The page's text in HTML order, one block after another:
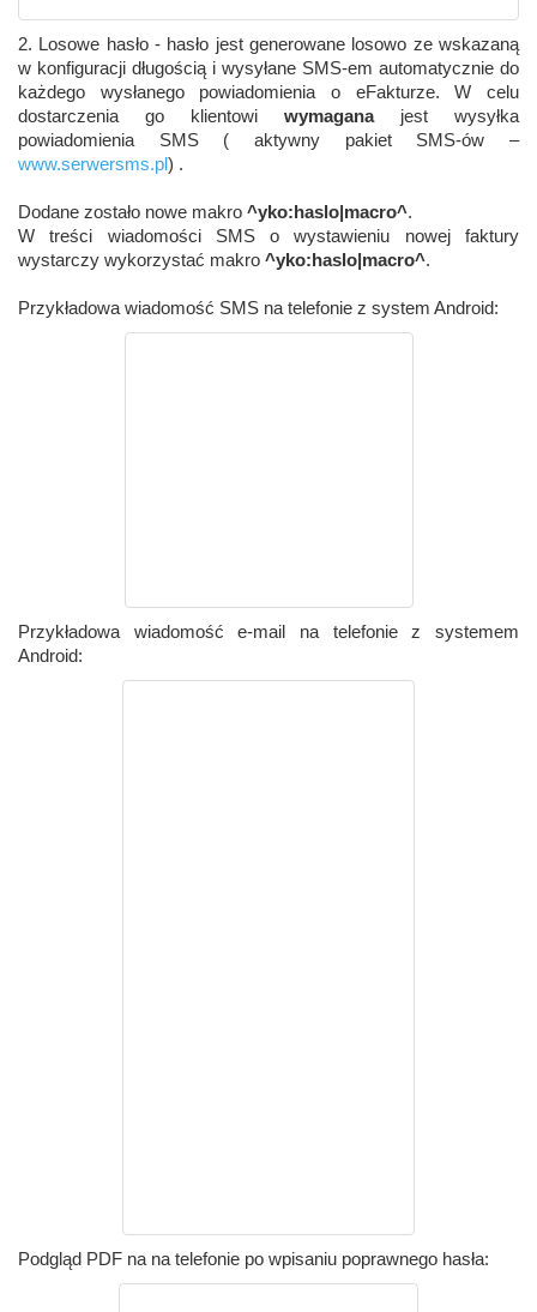
2. Losowe hasło - hasło jest generowane losowo ze wskazaną
w konfiguracji długością i wysyłane SMS-em automatycznie do
każdego wysłanego powiadomienia o eFakturze. W celu
dostarczenia go klientowi wymaganajest wysyłka
powiadomienia SMS ( aktywny pakiet SMS-ów –
www.serwersms.pl) .
Dodane zostało nowe makro ^yko:haslo|macro^.
W treści wiadomości SMS o wystawieniu nowej faktury
wystarczy wykorzystać makro ^yko:haslo|macro^.
Przykładowa wiadomość SMS na telefonie z system Android:
Przykładowa wiadomość e-mail na telefonie z systemem
Android:
Podgląd PDF na na telefonie po wpisaniu poprawnego hasła: